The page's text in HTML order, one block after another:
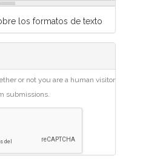
los formatos de texto
or not you are a human visitor
submissions.